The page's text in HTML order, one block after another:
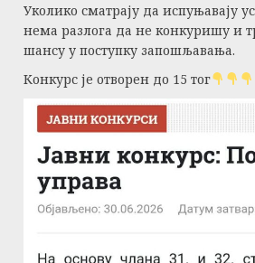
Уколико сматрају да испуњавају
нема разлога да не конкуришу и
шансу у поступку запошљавања.
Конкурс је отворен до 15 тог